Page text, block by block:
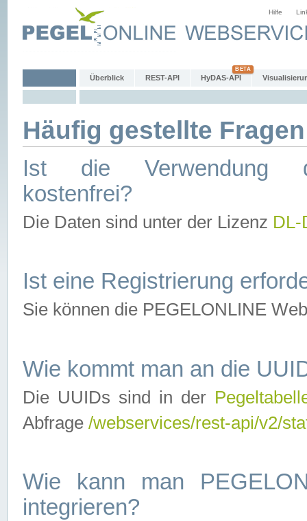
Hilfe
Überblick REST-API HyDAS-API
Häufig gestellte
Ist die Verwendung
kostenfrei?
Die Daten sind unter der Lizenz
Ist eine Registrierung
Sie können die PEGELONLINE
Wie kommt man an die
Die UUIDs sind in der
Abfrage /webservices/rest-api/v2/
Wie kann man
integrieren?